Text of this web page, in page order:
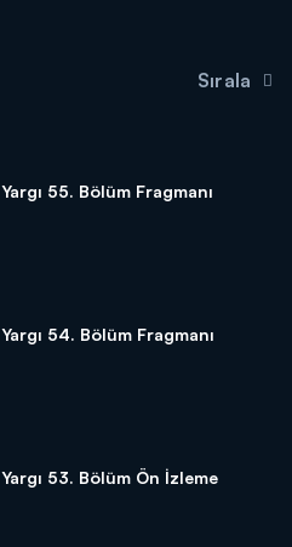
Sırala
Yargı 55. Bölüm Fragmanı
Yargı 54. Bölüm Fragmanı
Yargı 53. Bölüm Ön İzleme